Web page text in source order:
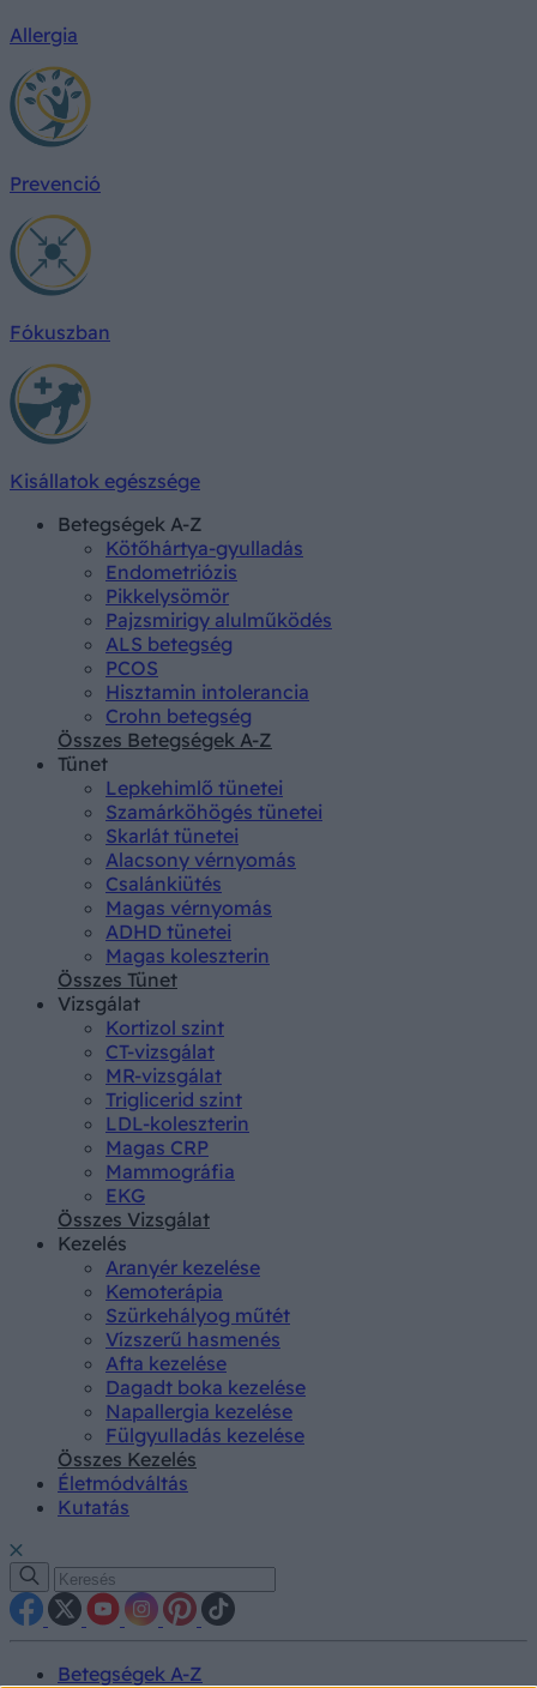
Allergia
Prevenció
Fókuszban
Kisállatok egészsége
Betegségek A-Z
Kötőhártya-gyulladás
Endometriózis
Pikkelysömör
Pajzsmirigy alulműködés
ALS betegség
PCOS
Hisztamin intolerancia
Crohn betegség
Összes Betegségek A-Z
Tünet
Lepkehimlő tünetei
Szamárköhögés tünetei
Skarlát tünetei
Alacsony vérnyomás
Csalánkiütés
Magas vérnyomás
ADHD tünetei
Magas koleszterin
Összes Tünet
Vizsgálat
Kortizol szint
CT-vizsgálat
MR-vizsgálat
Triglicerid szint
LDL-koleszterin
Magas CRP
Mammográfia
EKG
Összes Vizsgálat
Kezelés
Aranyér kezelése
Kemoterápia
Szürkehályog műtét
Vízszerű hasmenés
Afta kezelése
Dagadt boka kezelése
Napallergia kezelése
Fülgyulladás kezelése
Összes Kezelés
Életmódváltás
Kutatás
Betegségek A-Z